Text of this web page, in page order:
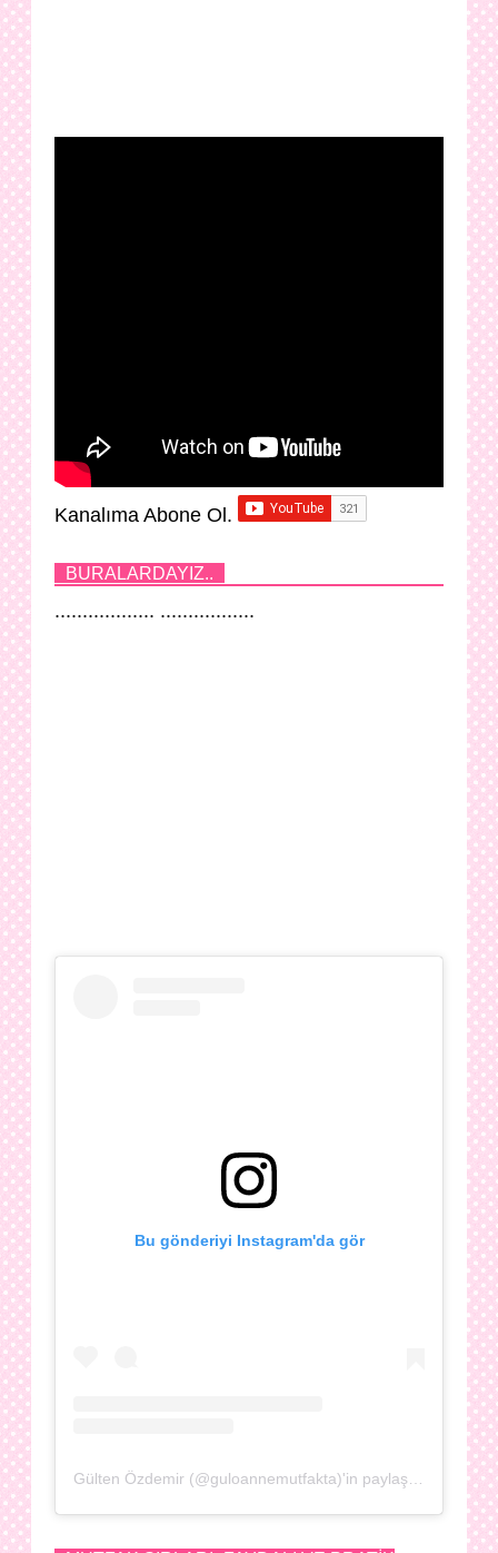
Kanalıma Abone Ol.
BURALARDAYIZ..
.................. .................
Bu gönderiyi Instagram'da gör